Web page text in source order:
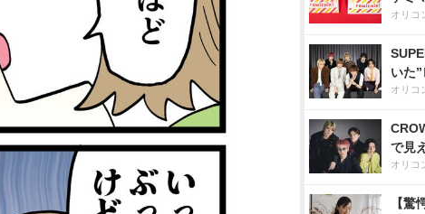
オリコ
いた
オリコ
で見
オリコ
【驚